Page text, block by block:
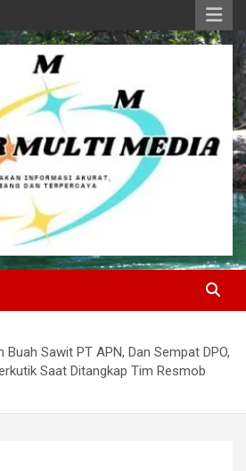
Media
Sawit PT APN, Dan Sempat DPO,
Saat Ditangkap Tim Resmob